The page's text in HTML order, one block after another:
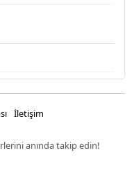
İletişim
anında takip edin!